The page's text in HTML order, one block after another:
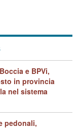
e BPVi,
in provincia
nel sistema
pedonali,